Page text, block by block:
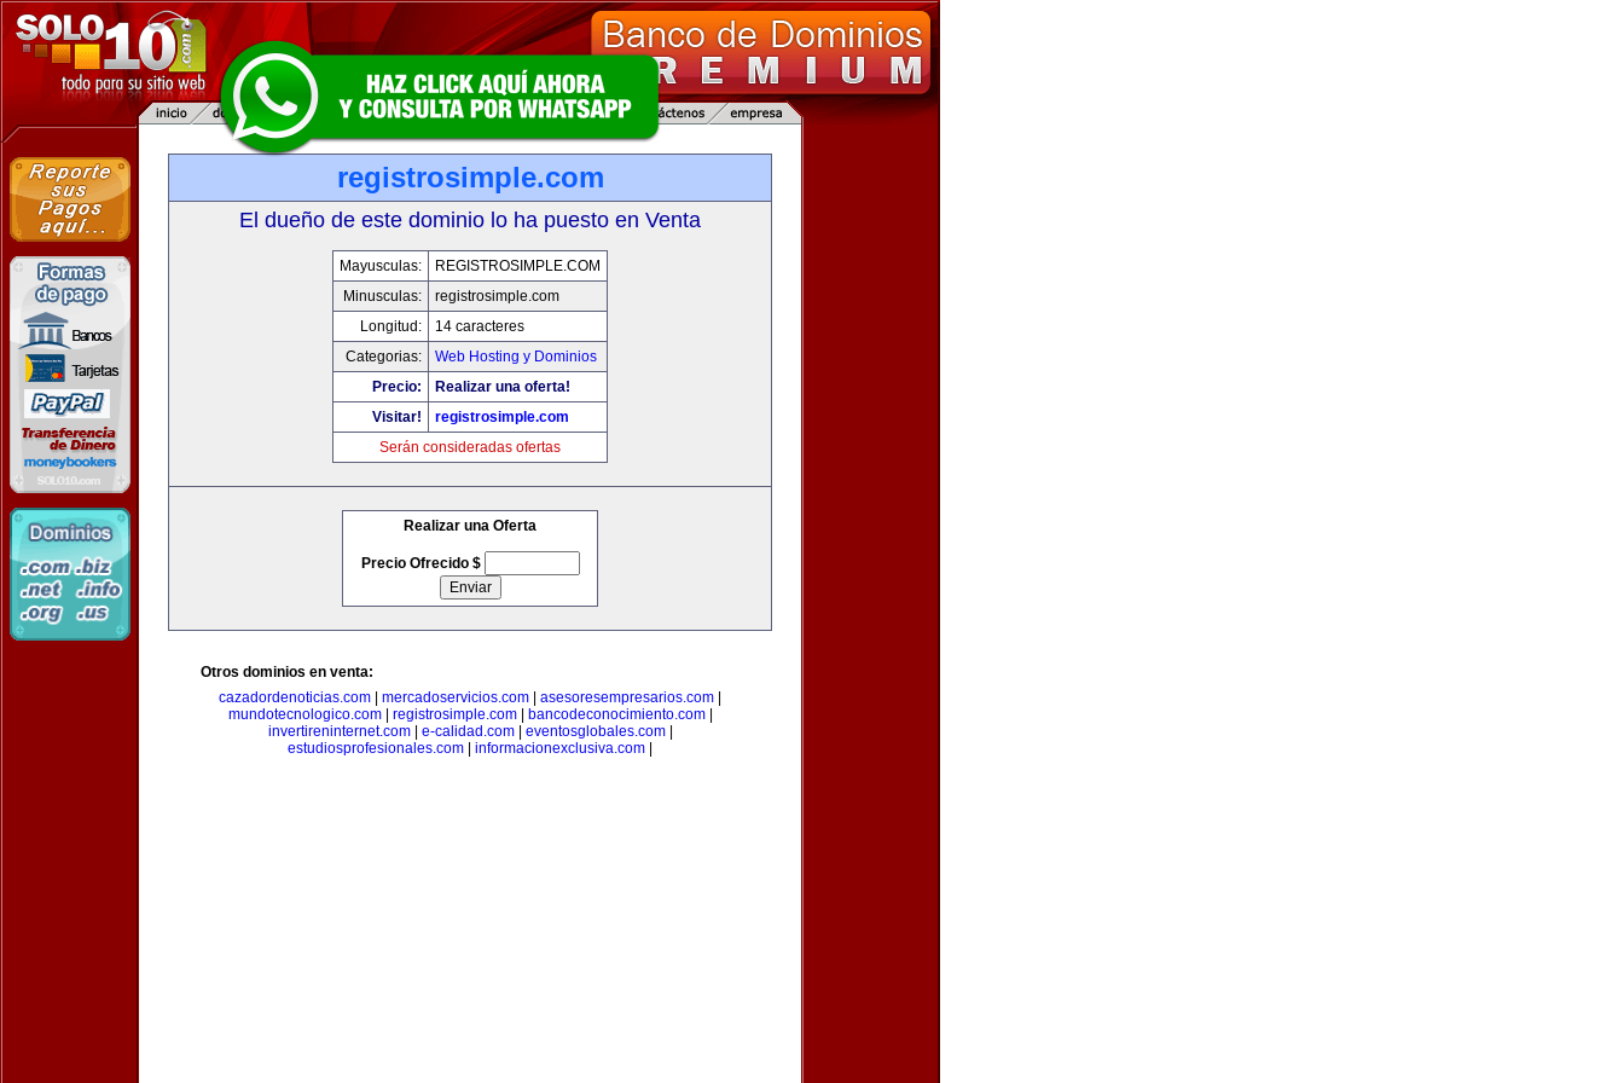
registrosimple.com
El dueño de este dominio lo ha puesto en Venta
Mayusculas:
REGISTROSIMPLE.COM
Minusculas:
registrosimple.com
Longitud:
14 caracteres
Categorias:
Web Hosting y Dominios
Precio:
Realizar una oferta!
Visitar!
registrosimple.com
Serán consideradas ofertas
Realizar una Oferta
Precio Ofrecido $
Otros dominios en venta:
cazadordenoticias.com
mercadoservicios.com asesoresempresarios.com
mundotecnologico.com| registrosimple.com| bancodeconocimiento.com|
invertireninternet.com| e-calidad.com| eventosglobales.com|
estudiosprofesionales.com
informacionexclusiva.com